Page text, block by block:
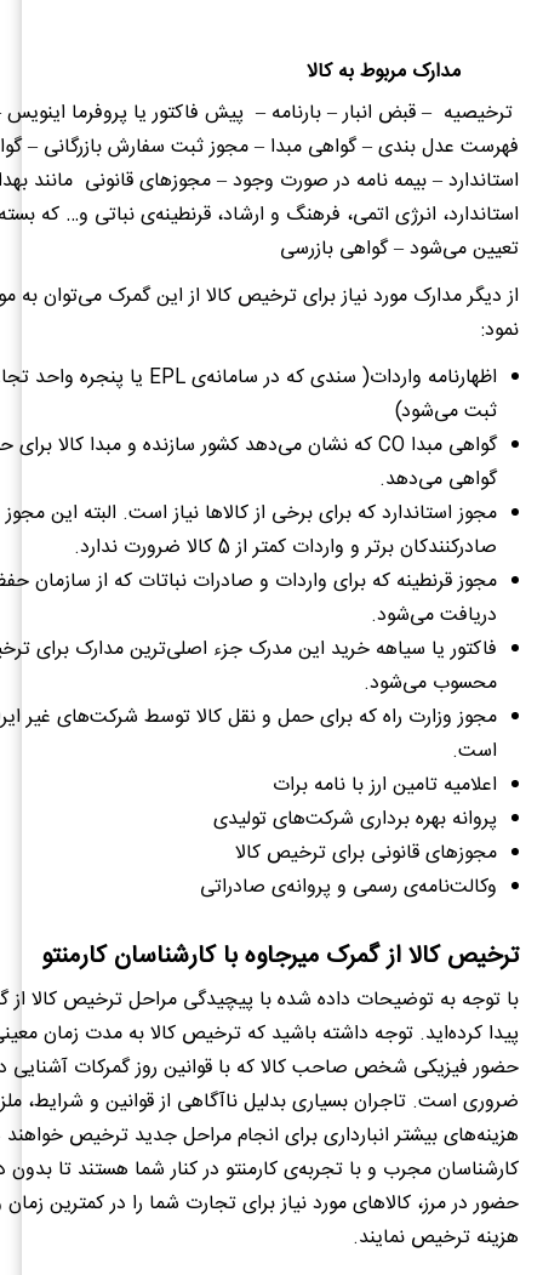
مدارک مربوط به کالا
ترخیصیه – قبض انبار – بارنامه – پیش فاکتور یا پروفرما اینویس
فهرست عدل بندی – گواهی مبدا – مجوز ثبت سفارش بازرگانی –
استاندارد – بیمه نامه در صورت وجود – مجوزهای قانونی مانند
استاندارد، انرژی اتمی، فرهنگ و ارشاد، قرنطینه‌ی نباتی و… که
تعیین می‌شود – گواهی بازرسی
از دیگر مدارک مورد نیاز برای ترخیص کالا از این گمرک می‌توان به
نمود:
اظهارنامه واردات( سندی که در سامانه‌یEPL یا پنجره واحد
ثبت می‌شود)
گواهی مبدا COکه نشان می‌دهد کشور سازنده و مبدا کالا برای
گواهی می‌دهد.
مجوز استاندارد که برای برخی از کالاها نیاز است. البته این مجوز
صادرکنندکان برتر و واردات کمتر از 5 کالا ضرورت ندارد.
مجوز قرنطینه که برای واردات و صادرات نباتات که از سازمان
دریافت می‌شود.
فاکتور یا سیاهه خرید این مدرک جزء اصلی‌ترین مدارک برای
محسوب می‌شود.
مجوز وزارت راه که برای حمل و نقل کالا توسط شرکت‌های غیر
است.
اعلامیه تامین ارز با نامه برات
پروانه بهره برداری شرکت‌های تولیدی
مجوزهای قانونی برای ترخیص کالا
وکالت‌نامه‌ی رسمی و پروانه‌ی صادراتی
ترخیص کالا از گمرک میرجاوه با کارشناسان کارمنتو
با توجه به توضیحات داده شده با پیچیدگی مراحل ترخیص کالا از
پیدا کرده‌اید. توجه داشته باشید که ترخیص کالا به مدت زمان
حضور فیزیکی شخص صاحب کالا که با قوانین روز گمرکات آشنایی
ضروری است. تاجران بسیاری بدلیل ناآگاهی از قوانین و شرایط،
هزینه‌های بیشتر انبارداری برای انجام مراحل جدید ترخیص
کارشناسان مجرب و با تجربه‌ی کارمنتو در کنار شما هستند تا بدون
حضور در مرز، کالاهای مورد نیاز برای تجارت شما را در کمترین
هزینه ترخیص نمایند.